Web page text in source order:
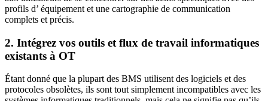
profils d’ équipement et une cartographie de communication
complets et précis.
2. Intégrez vos outils et flux de travail informatiques
existants à OT
Étant donné que la plupart des BMS utilisent des logiciels et des
protocoles obsolètes, ils sont tout simplement incompatibles avec les